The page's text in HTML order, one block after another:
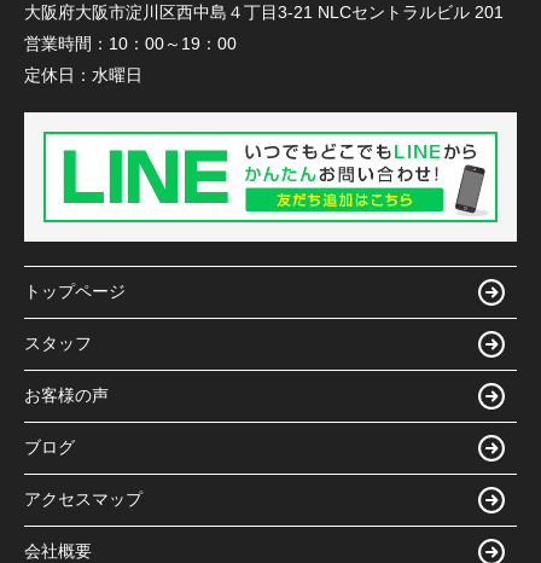
大阪府大阪市淀川区西中島４丁目3-21 NLCセントラルビル 201
営業時間： 10：00～19：00
定休日： 水曜日
トップページ
スタッフ
お客様の声
ブログ
アクセスマップ
会社概要